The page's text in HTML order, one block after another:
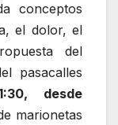
conceptos
el dolor, el
del
pasacalles
desde
marionetas